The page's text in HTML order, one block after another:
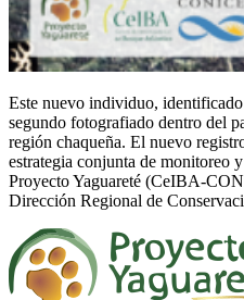
Este nuevo individuo,
segundo fotografiado dentro del
región chaqueña. El nuevo
estrategia conjunta de monitoreo
Proyecto Yaguareté (CeIBA-
Dirección Regional de